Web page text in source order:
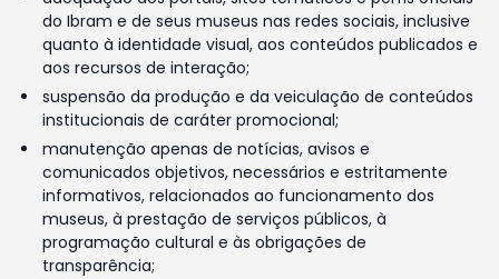
do Ibram e de seus museus nas redes sociais, inclusive
quanto à identidade visual, aos conteúdos publicados e
aos recursos de interação;
suspensão da produção e da veiculação de conteúdos
institucionais de caráter promocional;
manutenção apenas de notícias, avisos e
comunicados objetivos, necessários e estritamente
informativos, relacionados ao funcionamento dos
museus, à prestação de serviços públicos, à
programação cultural e às obrigações de
transparência;